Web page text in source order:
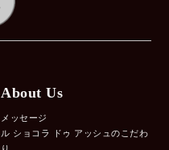
About Us
メッセージ
ル ショコラ ドゥ アッシュのこだわ
り